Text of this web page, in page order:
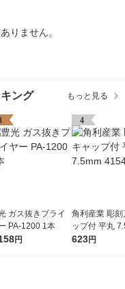
りません。
ング もっと見る
ガス抜きプライ
PA-1200 1本
円
4
角利産業 彫刻
ップ付 平丸
541 1個
623円